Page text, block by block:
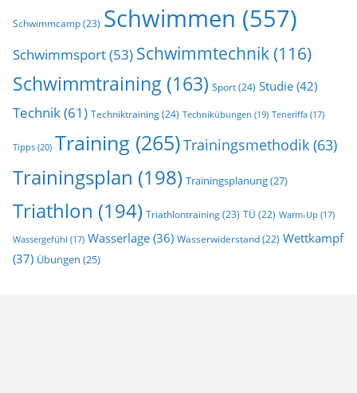
Schwimmcamp(23) Schwimmen (557)
Schwimmsport(53) Schwimmtechnik(116)
Schwimmtraining (163) Sport(24) Studie (42)
Technik(61) Techniktraining(24) Technikübungen (19) Teneriffa (17)
Tipps (20) Training (265)Trainingsmethodik (63)
Trainingsplan (198) Trainingsplanung(27)
Triathlon (194) Triathlontraining(23) TÜ (22) Warm-Up (17)
Wassergefühl (17) Wasserlage (36) Wasserwiderstand(22) Wettkampf
(37) Übungen (25)